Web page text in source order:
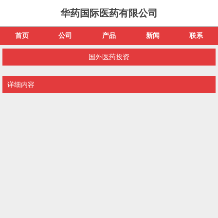
华药国际医药有限公司
首页 公司 产品 新闻 联系
国外医药投资
详细内容